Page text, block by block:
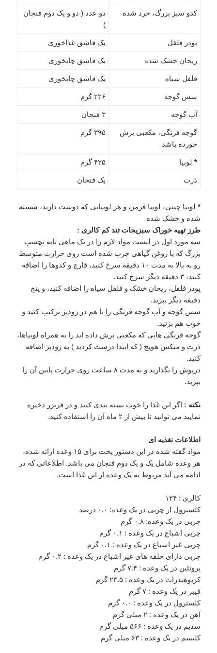
کدو سبز بزرگ، خرد شده
دو عدد ( دو و یک دوم فنجان
)
پودر فلفل یک قاشق غذاخوری
ریحان خشک شده یک قاشق چایخوری
فلفل سیاه یک قاشق چایخوری
سس گوجه ۲۲۶ گرم
آب گوجه ۳ فنجان
گوجه فرنگی، مکعبی برش
خورده باشد
۳۹۵ گرم
* لوبیا ۴۲۵ گرم
ذرت یک فنجان
* لوبیا چیتی، لوبیا قرمز، و هر لوبیایی که دوست دارید، شسته
شده و خشک شده
طرز تهیه خوراک سبزیجات تند کم کالری :
سه مورد اول در لیست مواد لازم را در یک ماهی تابه نچسب
بزرگ که با روغن گیاهی چرب شده است روی حرارت متوسط
رو به بالا به مدت ۱۰ دقیقه سرخ کنید، قارچ و کدوها را اضافه
کنید، ۳ دقیقه دیگر سرخ کنید.
پودر فلفل، ریحان خشک و فلفل سیاه را اضافه کنید، و پنج
دقیقه دیگر بپزید.
سس گوجه و آب گوجه فرنگی را با هم در زودپز ترکیب کنید و
خوب هم بزنید.
گوجه فرنگی هایی که مکعبی برش داده اید را به همراه لوبیاها،
ذرت و میکس هویج ( که ابتدا درست کردید ) به زودپز اضافه
کنید.
درپوش را بگذارید و به مدت ۸ ساعت روی حرارت پایین آن را
بپزید.
نکته : اگر این غذا را خوب بسته بندی کنید و در فریزر ذخیره
نمایید می توانید تا بیش از ۲ ماه آن را استفاده کنید.
اطلاعات تغذیه ای
مواد گفته شده در این دستور پخت برای ۱۵ وعده ارائه شده،
هر وعده شامل یک و یک دوم فنجان می باشد. اطلاعاتی که در
ادامه می آید مربوط به یک وعده از این غذا است.
کالری : ۱۲۴
کلسترول از چربی در یک وعده: ۰.۰ درصد
چربی در یک وعده: ۰.۸ گرم
چربی اشباع در یک وعده : ۰.۱ گرم
چربی غیر اشباع در یک وعده : ۰.۱ گرم
چربی دارای حلقه های غیر اشباع در یک وعده : ۰.۲ گرم
پروتئین در یک وعده : ۷.۴ گرم
کربوهیدرات در یک وعده : ۲۴.۵ گرم
فیبر در یک وعده : ۷ گرم
کلسترول در یک وعده : ۰.۰ گرم
آهن در یک وعده : ۲ میلی گرم
سدیم در یک وعده : ۵۶۶ میلی گرم
کلیسم در یک وعده : ۶۳ میلی گرم